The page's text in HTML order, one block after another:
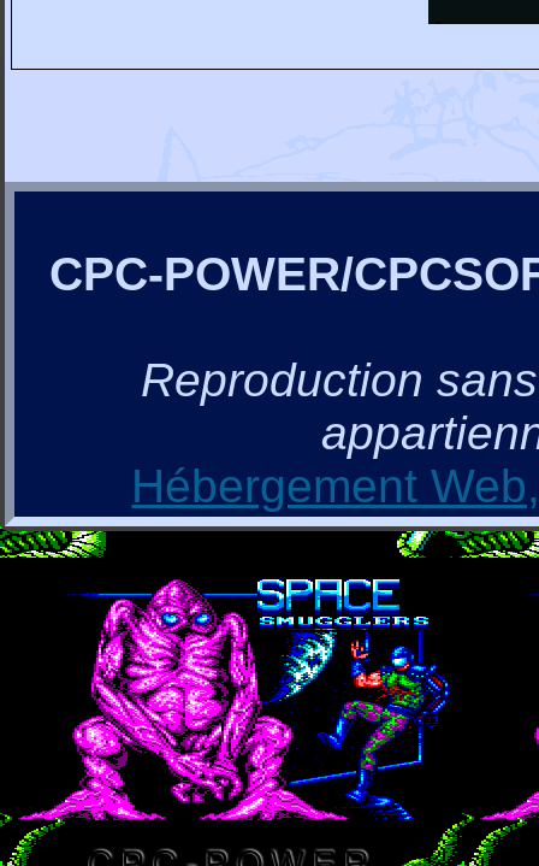
CPC-POWER/
Reproduction
Hébergement